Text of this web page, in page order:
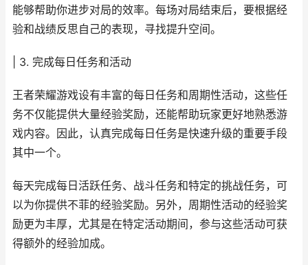
能够帮助你进步对局的效率。每场对局结束后，要根据经
验和战绩反思自己的表现，寻找提升空间。
| 3. 完成每日任务和活动
王者荣耀游戏设有丰富的每日任务和周期性活动，这些任
务不仅能提供大量经验奖励，还能帮助玩家更好地熟悉游
戏内容。因此，认真完成每日任务是快速升级的重要手段
其中一个。
每天完成每日活跃任务、战斗任务和特定的挑战任务，可
以为你提供不菲的经验奖励。另外，周期性活动的经验奖
励更为丰厚，尤其是在特定活动期间，参与这些活动可获
得额外的经验加成。